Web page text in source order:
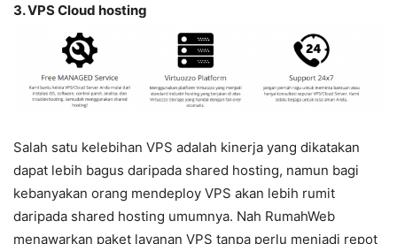
3. VPS Cloud hosting
Salah satu kelebihan VPS adalah kinerja yang dikatakan
dapat lebih bagus daripada shared hosting, namun bagi
kebanyakan orang mendeploy VPS akan lebih rumit
daripada shared hosting umumnya. Nah RumahWeb
menawarkan paket layanan VPS tanpa perlu menjadi repot